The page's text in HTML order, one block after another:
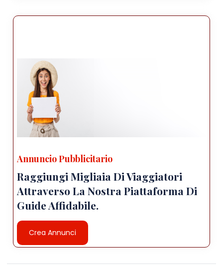
Annuncio Pubblicitario
Raggiungi Migliaia Di Viaggiatori
Attraverso La Nostra Piattaforma Di
Guide Affidabile.
Crea Annunci